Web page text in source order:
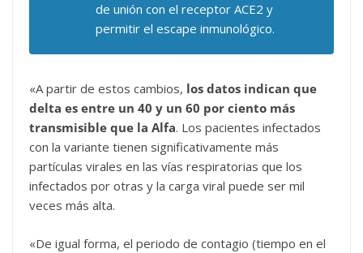
de unión con el receptor ACE2 y
permitir el escape inmunológico.
«A partir de estos cambios, los datos indican que
delta es entre un 40 y un 60 por ciento más
transmisible que la Alfa. Los pacientes infectados
con la variante tienen significativamente más
partículas virales en las vías respiratorias que los
infectados por otras y la carga viral puede ser mil
veces más alta.
«De igual forma, el periodo de contagio (tiempo en el